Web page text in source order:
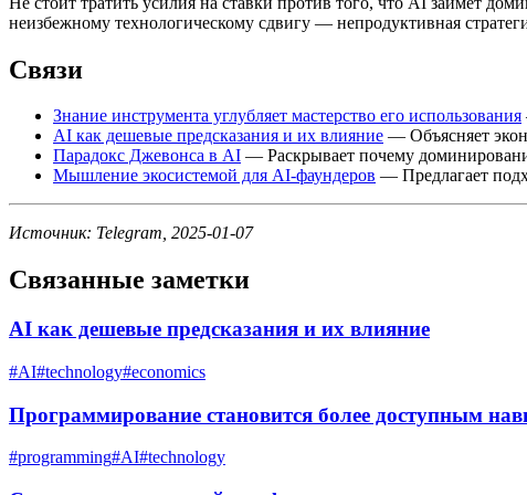
неизбежному технологическому сдвигу — непродуктивная
Связи
Знание инструмента углубляет мастерство его использования
AI как дешевые предсказания и их влияние — Объясняет
Парадокс Джевонса в AI — Раскрывает почему
Мышление экосистемой для AI-фаундеров — Предлагает
Источник: Telegram, 2025-01-07
Связанные заметки
AI как дешевые предсказания и их влияние
#AI#technology#economics
Программирование становится более доступным
#programming#AI#technology